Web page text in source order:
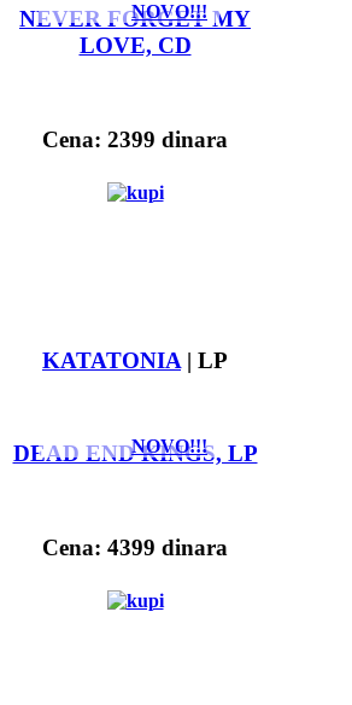
NOVO!!!
NEVER FORGET MY
LOVE, CD
Cena: 2399 dinara
NOVO!!!
KATATONIA | LP
DEAD END KINGS, LP
Cena: 4399 dinara